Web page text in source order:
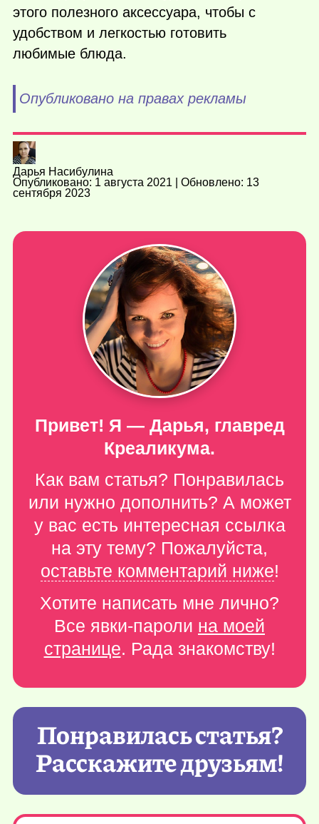
этого полезного аксессуара, чтобы с
удобством и легкостью готовить
любимые блюда.
Опубликовано на правах рекламы
Дарья Насибулина
Опубликовано: 1 августа 2021 | Обновлено: 13
сентября 2023
Привет! Я — Дарья, главред
Креаликума.
Как вам статья? Понравилась
или нужно дополнить? А может
у вас есть интересная ссылка
на эту тему? Пожалуйста,
оставьте комментарий ниже!
Хотите написать мне лично?
Все явки-пароли на моей
странице. Рада знакомству!
Понравилась статья?
Расскажите друзьям!